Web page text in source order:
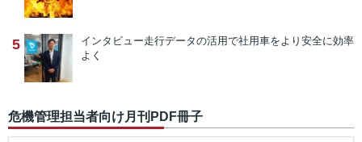
5 インタビュー走行データの活用で社用車をより安全に効率
よく
危機管理担当者向け月刊PDF冊子